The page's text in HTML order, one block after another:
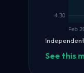
4.30
Feb
See this